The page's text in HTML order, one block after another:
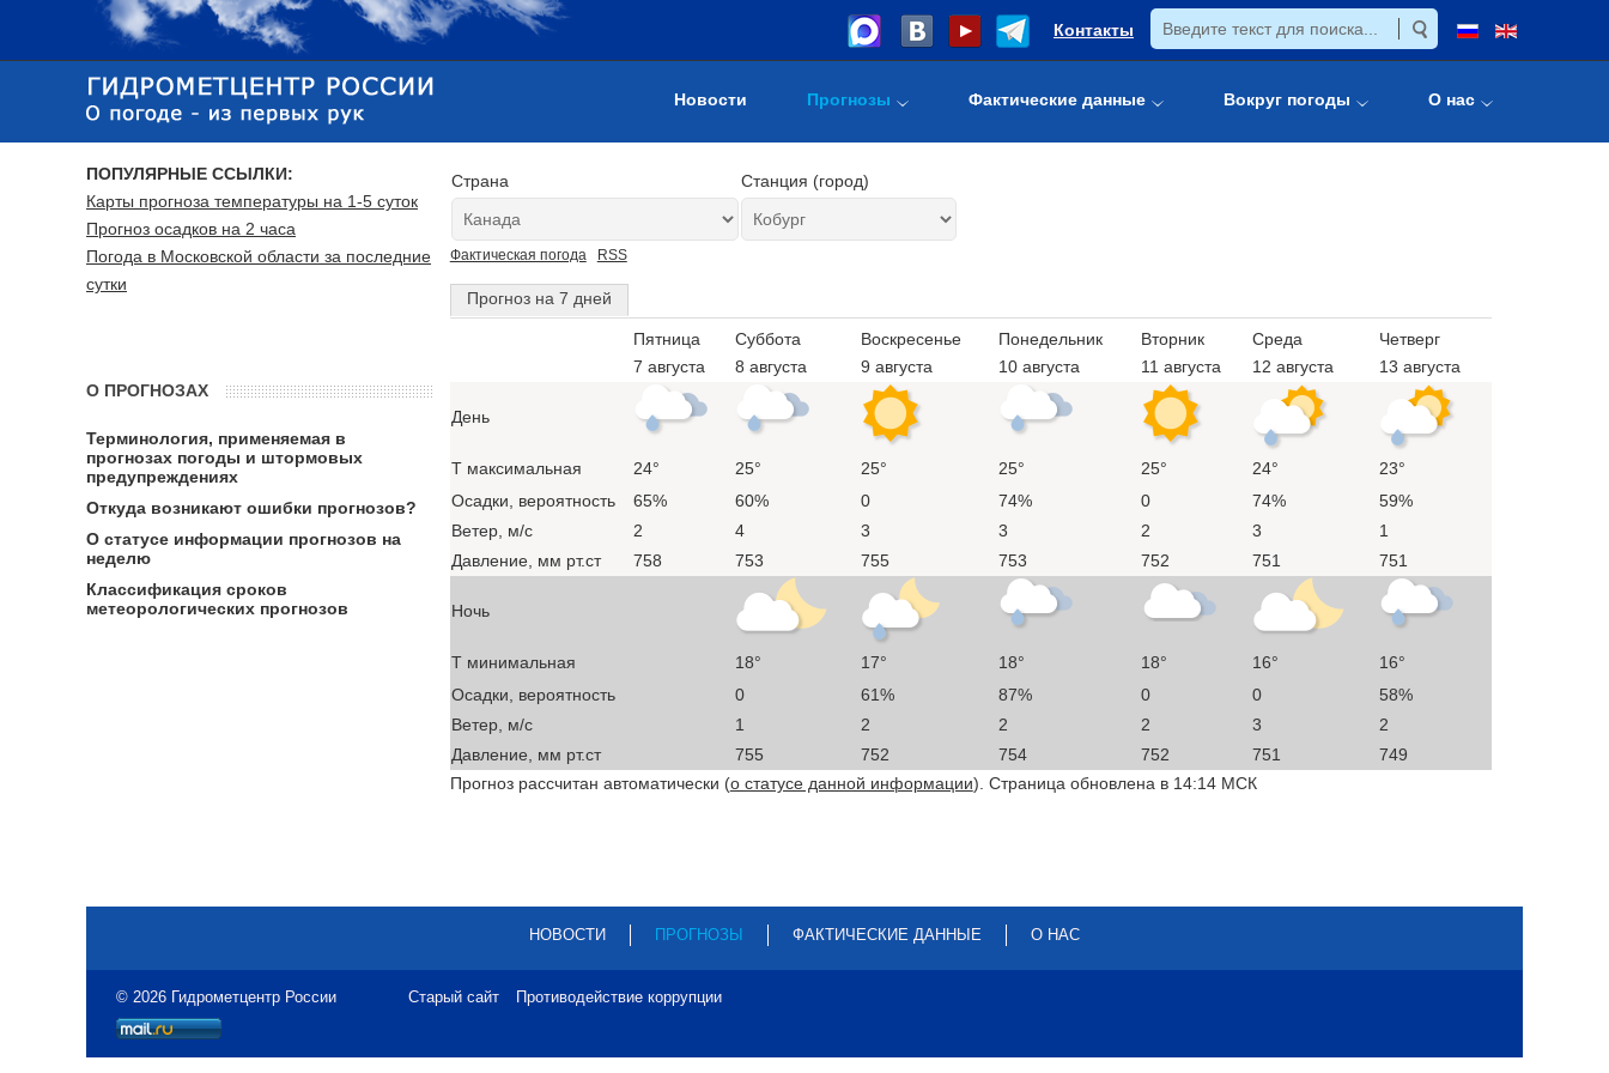
Контакты
Новости Прогнозы Фактические данные Вокруг погоды О нас
Страна Станция (город)
Фактическая погода RSS
Прогноз на 7 дней
Пятница
7 августа
Суббота
8 августа
Воскресенье
9 августа
Понедельник
10 августа
Вторник
11 августа
Среда
12 августа
Четверг
13 августа
День
T максимальная 24° 25° 25° 25° 25° 24°
23°
Осадки, вероятность
65% 60% 0 74% 0 74%
59%
Ветер, м/с
2 4 3 3 2 3
1
Давление, мм рт.ст
758 753 755 753 752 751 751
Ночь
T минимальная 18° 17° 18° 18° 16°
16°
Осадки, вероятность
0 61% 87% 0 0
58%
Ветер, м/с
1 2 2 2 3
2
Давление, мм рт.ст
755 752 754 752 751
749
Прогноз рассчитан автоматически (о статусе данной информации). Страница обновлена в 14:14 МСК
ПОПУЛЯРНЫЕ ССЫЛКИ:
Карты прогноза температуры на 1-5 суток
Прогноз осадков на 2 часа
Погода в Московской области за последние
сутки
О ПРОГНОЗАХ
Терминология, применяемая в
прогнозах погоды и штормовых
предупреждениях
Откуда возникают ошибки прогнозов?
О статусе информации прогнозов на
неделю
Классификация сроков
метеорологических прогнозов
НОВОСТИ ПРОГНОЗЫ ФАКТИЧЕСКИЕ ДАННЫЕ О НАС
© 2026 Гидрометцентр России Старый сайт Противодействие коррупции